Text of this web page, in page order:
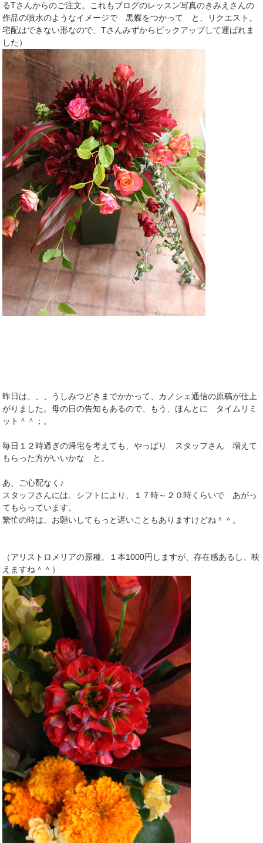
るTさんからのご注文。これもブログのレッスン写真のきみえさんの
作品の噴水のようなイメージで 黒蝶をつかって と、リクエスト。
宅配はできない形なので、Tさんみずからピックアップして運ばれま
した）
昨日は、、、うしみつどきまでかかって、カノシェ通信の原稿が仕上
がりました。母の日の告知もあるので、もう、ほんとに タイムリミ
ット＾＾；。
毎日１２時過ぎの帰宅を考えても、やっぱり スタッフさん 増えて
もらった方がいいかな と。
あ、ご心配なく♪
スタッフさんには、シフトにより、１７時～２０時くらいで あがっ
てもらっています。
繁忙の時は、お願いしてもっと遅いこともありますけどね＾＾。
（アリストロメリアの原種。１本1000円しますが、存在感あるし、映
えますね＾＾）